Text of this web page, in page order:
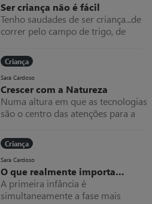
Ser criança não é fácil
Tenho saudades de ser criança...de
correr pelo campo de trigo, de
terra, de atirar pedras com uma
fisga.
Criança
Sara Cardoso
Crescer com a Natureza
Numa altura em que as tecnologias
são o centro das atenções para a
que os pais criem outras
oportunidades educativas ricas em
experiências sensoriais que
permitam às crianças desligarem-
se do mundo virtual e entrarem em
contacto com a Natureza.
Criança
Sara Cardoso
O que realmente importa…
A primeira infância é
simultaneamente a fase mais